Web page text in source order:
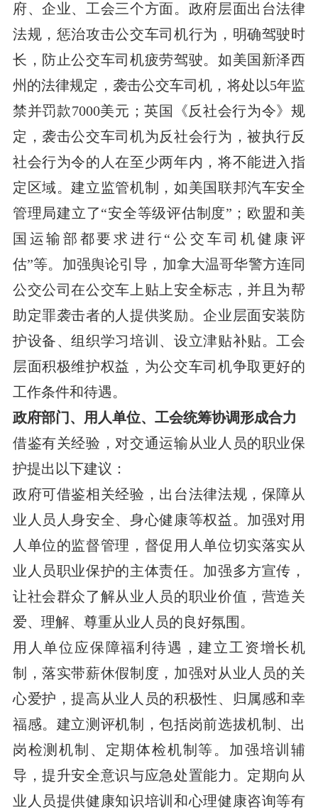
府、企业、工会三个方面。政府层面出台法律
法规，惩治攻击公交车司机行为，明确驾驶时
长，防止公交车司机疲劳驾驶。如美国新泽西
州的法律规定，袭击公交车司机，将处以5年监
禁并罚款7000美元；英国《反社会行为令》规
定，袭击公交车司机为反社会行为，被执行反
社会行为令的人在至少两年内，将不能进入指
定区域。建立监管机制，如美国联邦汽车安全
管理局建立了“安全等级评估制度”；欧盟和美
国运输部都要求进行“公交车司机健康评
估”等。加强舆论引导，加拿大温哥华警方连同
公交公司在公交车上贴上安全标志，并且为帮
助定罪袭击者的人提供奖励。企业层面安装防
护设备、组织学习培训、设立津贴补贴。工会
层面积极维护权益，为公交车司机争取更好的
工作条件和待遇。
政府部门、用人单位、工会统筹协调形成合力
借鉴有关经验，对交通运输从业人员的职业保
护提出以下建议：
政府可借鉴相关经验，出台法律法规，保障从
业人员人身安全、身心健康等权益。加强对用
人单位的监督管理，督促用人单位切实落实从
业人员职业保护的主体责任。加强多方宣传，
让社会群众了解从业人员的职业价值，营造关
爱、理解、尊重从业人员的良好氛围。
用人单位应保障福利待遇，建立工资增长机
制，落实带薪休假制度，加强对从业人员的关
心爱护，提高从业人员的积极性、归属感和幸
福感。建立测评机制，包括岗前选拔机制、出
岗检测机制、定期体检机制等。加强培训辅
导，提升安全意识与应急处置能力。定期向从
业人员提供健康知识培训和心理健康咨询等有